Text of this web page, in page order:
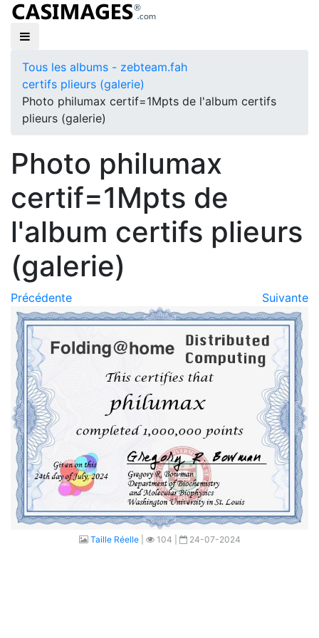
Tous les albums - zebteam.fah
certifs plieurs (galerie)
Photo philumax certif=1Mpts de l'album certifs
plieurs (galerie)
Photo philumax
certif=1Mpts de
l'album certifs plieurs
(galerie)
Précédente Suivante
Taille Réelle| 104 | 24-07-2024